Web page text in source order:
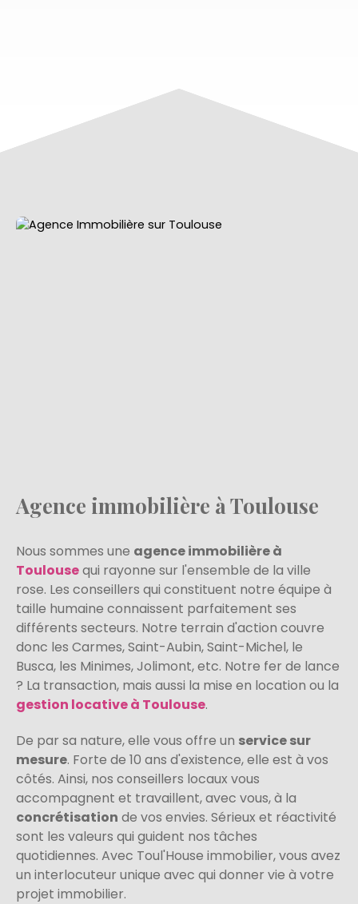
Agence immobilière à Toulouse
Nous sommes une agence immobilière à
Toulousequi rayonne sur l'ensemble de la ville
rose. Les conseillers qui constituent notre équipe à
taille humaine connaissent parfaitement ses
différents secteurs. Notre terrain d'action couvre
donc les Carmes, Saint-Aubin, Saint-Michel, le
Busca, les Minimes, Jolimont, etc. Notre fer de lance
? La transaction, mais aussi la mise en location ou la
gestion locative à Toulouse.
De par sa nature, elle vous offre un service sur
mesure. Forte de 10 ans d'existence, elle est à vos
côtés. Ainsi, nos conseillers locaux vous
accompagnent et travaillent, avec vous, à la
concrétisation de vos envies. Sérieux et réactivité
sont les valeurs qui guident nos tâches
quotidiennes. Avec Toul'House immobilier, vous avez
un interlocuteur unique avec qui donner vie à votre
projet immobilier.